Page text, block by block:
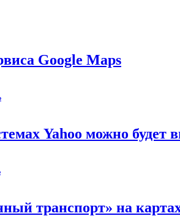
Google Maps
Yahoo можно
транспорт» на